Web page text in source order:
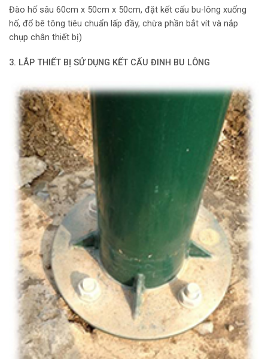
Đào hố sâu 60cm x 50cm x 50cm, đặt kết cấu bu-lông xuống
hố, đổ bê tông tiêu chuẩn lấp đầy, chừa phần bắt vít và nắp
chụp chân thiết bị)
3. LẮP THIẾT BỊ SỬ DỤNG KẾT CẤU ĐINH BU LÔNG